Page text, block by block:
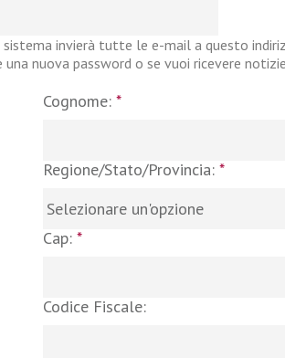
invierà tutte le e-mail a questo
nuova password o se vuoi ricevere
Cognome: *
Regione/Stato/Provincia: *
Cap: *
Codice Fiscale: